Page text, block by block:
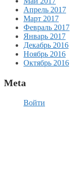
Апрель 2017
Март 2017
Февраль 2017
Январь 2017
Декабрь 2016
Ноябрь 2016
Октябрь 2016
Meta
Войти